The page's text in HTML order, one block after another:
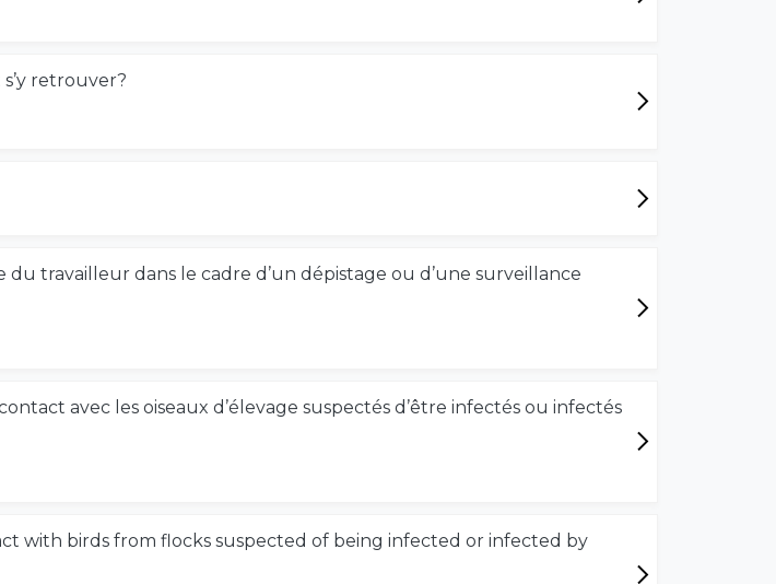
retrouver?
travailleur dans le cadre d’un dépistage ou d’une surveillance
avec les oiseaux d’élevage suspectés d’être infectés ou infectés
with birds from flocks suspected of being infected or infected by